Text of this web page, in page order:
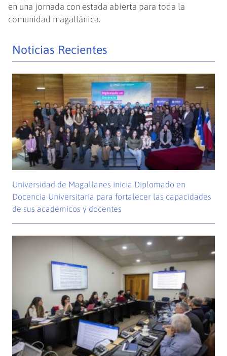
en una jornada con estada abierta para toda la
comunidad magallánica.
Noticias Recientes
Universidad de Magallanes inicia Diplomado en
Docencia Universitaria para fortalecer las capacidades
de sus académicos y docentes